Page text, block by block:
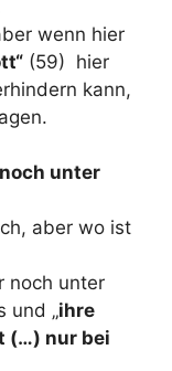
wenn hier
(59) hier
kann,
unter
aber wo ist
noch unter
und „ihre
(…) nur bei